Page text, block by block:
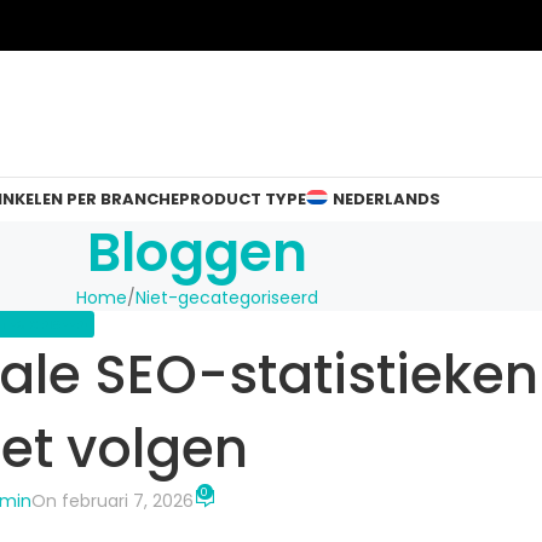
PER BRANCHEPRODUCT TYPE NEDERLANDS
Bloggen
Home Niet-gecategoriseerd
SEO-statistieken
volgen
On februari 7, 2026 0